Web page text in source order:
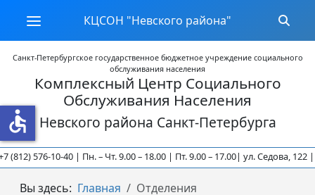
КЦСОН "Невского района"
Санкт-Петербургское государственное бюджетное учреждение социального
обслуживания населения
Комплексный Центр Социального
Обслуживания Населения
Невского района Санкт-Петербурга
576-10-40 | Пн. – Чт. 9.00 – 18.00 | Пт. 9.00 – 17.00| ул. Седова, 122 |
Вы здесь: Главная Отделения
accessible